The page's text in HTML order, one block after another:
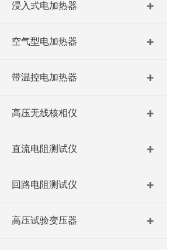
浸入式电加热器
空气型电加热器
带温控电加热器
高压无线核相仪
直流电阻测试仪
回路电阻测试仪
高压试验变压器